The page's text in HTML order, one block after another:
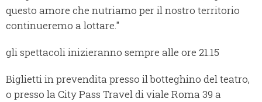
questo amore che nutriamo per il nostro territorio
continueremo a lottare."
gli spettacoli inizieranno sempre alle ore 21.15
Biglietti in prevendita presso il botteghino del teatro,
o presso la City Pass Travel di viale Roma 39 a